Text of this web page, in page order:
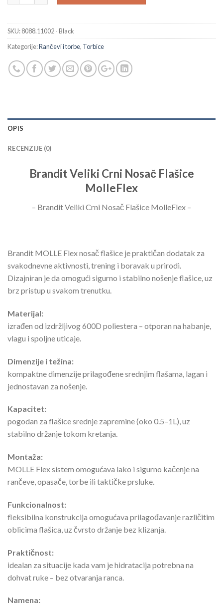
SKU:8088.11002 - Black
Kategorije:Rančevi i torbe, Torbice
OPIS
RECENZIJE (0)
Brandit Veliki Crni Nosač Flašice
MolleFlex
– Brandit Veliki Crni Nosač Flašice MolleFlex –
Brandit MOLLE Flex nosač flašice je praktičan dodatak za
svakodnevne aktivnosti, trening i boravak u prirodi.
Dizajniran je da omogući sigurno i stabilno nošenje flašice, uz
brz pristup u svakom trenutku.
Materijal:
izrađen od izdržljivog 600D poliestera – otporan na habanje,
vlagu i spoljne uticaje.
Dimenzije i težina:
kompaktne dimenzije prilagođene srednjim flašama, lagan i
jednostavan za nošenje.
Kapacitet:
pogodan za flašice srednje zapremine (oko 0.5–1L), uz
stabilno držanje tokom kretanja.
Montaža:
MOLLE Flex sistem omogućava lako i sigurno kačenje na
rančeve, opasače, torbe ili taktičke prsluke.
Funkcionalnost:
fleksibilna konstrukcija omogućava prilagođavanje različitim
oblicima flašica, uz čvrsto držanje bez klizanja.
Praktičnost:
idealan za situacije kada vam je hidratacija potrebna na
dohvat ruke – bez otvaranja ranca.
Namena: